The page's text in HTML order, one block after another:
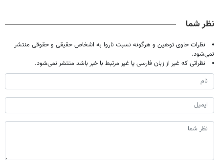
امشب)
نظر شما
نظرات حاوی توهین و هرگونه نسبت ناروا به اشخاص حقیقی و حقوقی منتشر
نمی‌شود.
نظراتی که غیر از زبان فارسی یا غیر مرتبط با خبر باشد منتشر نمی‌شود.